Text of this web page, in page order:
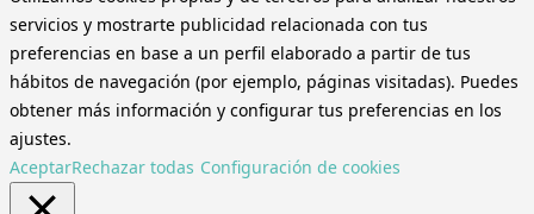
servicios y mostrarte publicidad relacionada con tus
preferencias en base a un perfil elaborado a partir de tus
hábitos de navegación (por ejemplo, páginas visitadas). Puedes
obtener más información y configurar tus preferencias en los
ajustes.
AceptarRechazar todas Configuración de cookies